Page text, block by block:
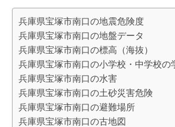
兵庫県宝塚市南口の地震危険度
兵庫県宝塚市南口の地盤データ
兵庫県宝塚市南口の標高（海抜）
兵庫県宝塚市南口の小学校・中学校の
兵庫県宝塚市南口の水害
兵庫県宝塚市南口の土砂災害危険
兵庫県宝塚市南口の避難場所
兵庫県宝塚市南口の古地図